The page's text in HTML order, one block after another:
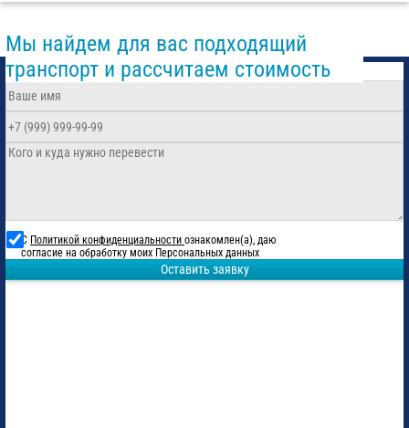
Мы найдем для вас подходящий
транспорт и рассчитаем стоимость
С Политикой конфиденциальности ознакомлен(а), даю
согласие на обработку моих Персональных данных
Оставить заявку